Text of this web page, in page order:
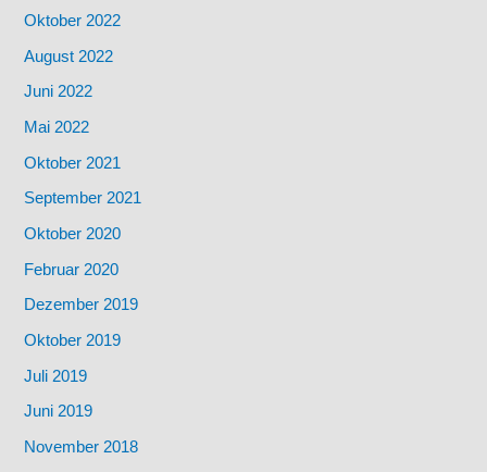
Oktober 2022
August 2022
Juni 2022
Mai 2022
Oktober 2021
September 2021
Oktober 2020
Februar 2020
Dezember 2019
Oktober 2019
Juli 2019
Juni 2019
November 2018